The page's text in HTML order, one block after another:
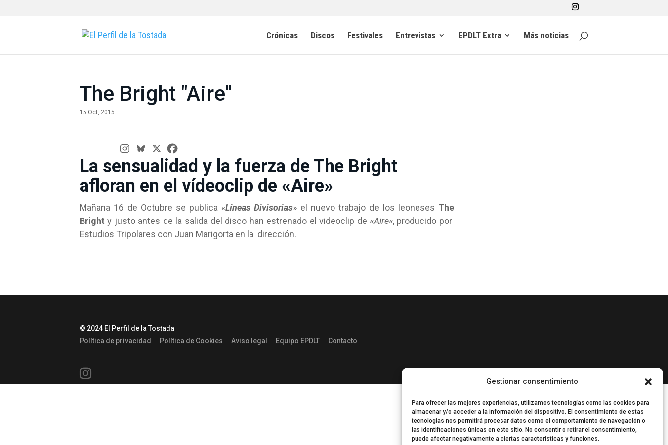
Gestionar consentimiento
Para ofrecer las mejores experiencias, utilizamos tecnologías como las cookies para
almacenar y/o acceder a la información del dispositivo. El consentimiento de estas
tecnologías nos permitirá procesar datos como el comportamiento de navegación o
las identificaciones únicas en este sitio. No consentir o retirar el consentimiento,
puede afectar negativamente a ciertas características y funciones.
Crónicas Discos Festivales Entrevistas EPDLT Extra Más noticias
The Bright "Aire"
15 Oct, 2015
La sensualidad y la fuerza de The Bright
afloran en el vídeoclip de «Aire»
Mañana 16 de Octubre se publica «Líneas Divisorias» el nuevo trabajo de los leoneses The
Brighty justo antes de la salida del disco han estrenado el videoclip de «Aire«, producido por
Estudios Tripolares con Juan Marigorta en la dirección.
© 2024 El Perfil de la Tostada
Política de privacidad
Política de Cookies Aviso legal Equipo EPDLT Contacto